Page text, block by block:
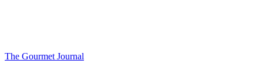
The Gourmet Journal